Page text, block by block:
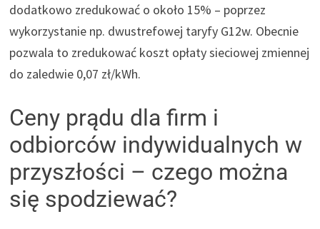
dodatkowo zredukować o około 15% – poprzez
wykorzystanie np. dwustrefowej taryfy G12w. Obecnie
pozwala to zredukować koszt opłaty sieciowej zmiennej
do zaledwie 0,07 zł/kWh.
Ceny prądu dla firm i
odbiorców indywidualnych w
przyszłości – czego można
się spodziewać?